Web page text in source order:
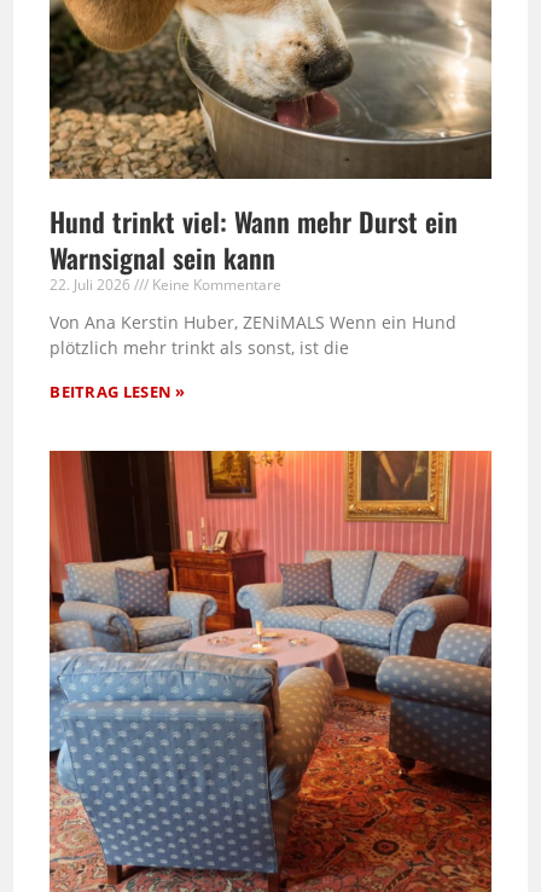
Hund trinkt viel: Wann mehr Durst ein
Warnsignal sein kann
22. Juli 2026 Keine Kommentare
Von Ana Kerstin Huber, ZENiMALS Wenn ein Hund
plötzlich mehr trinkt als sonst, ist die
BEITRAG LESEN »